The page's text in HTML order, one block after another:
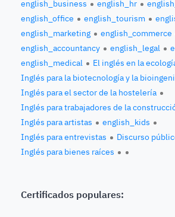
english_business english_hr
english_office
english_tourism
english_marketing
english_commerce
english_accountancy
english_legal
english_medical
El inglés en la
Inglés para la biotecnología y la
Inglés para el sector de la hostelería
Inglés para trabajadores de la
Inglés para artistas
english_kids
Inglés para entrevistas
Discurso
Inglés para bienes raíces
Certificados populares: